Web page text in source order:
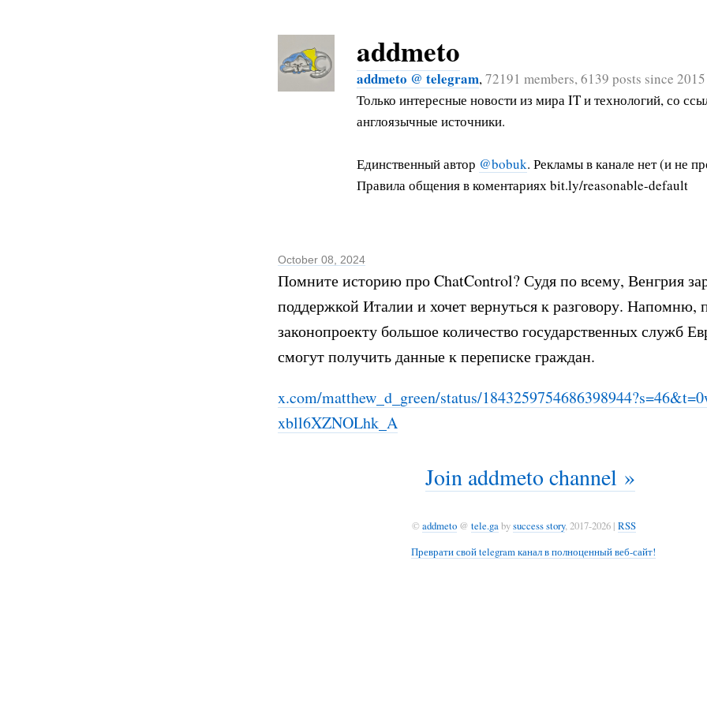
addmeto
addmeto @ telegram,72191 members, 6139 posts since 2015
Только интересные новости из мира IT и технологий, со
англоязычные источники.
Единственный автор @bobuk. Рекламы в канале нет (и не
Правила общения в коментариях bit.ly/reasonable-default
October 08, 2024
Помните историю про ChatControl? Судя по всему, Венгрия
поддержкой Италии и хочет вернуться к разговору. Напомню,
законопроекту большое количество государственных служб
смогут получить данные к переписке граждан.
x.com/matthew_d_green/status/184
xbll6XZNOLhk_A
Join addmeto channel »
©addmeto@ tele.gabysuccess story, 2017-2026 | RSS
Преврати свой telegram канал в полноценный веб-сайт!